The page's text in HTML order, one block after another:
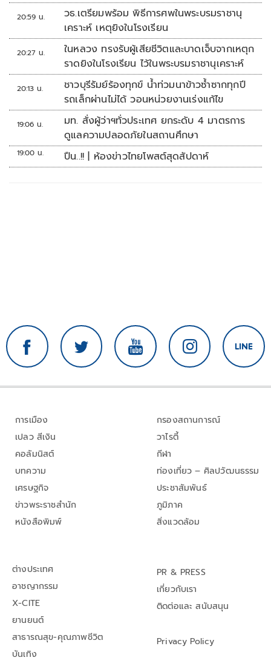
20:59 น.
วธ.เตรียมพร้อม พิธีการศพในพระบรมราชานุ
เคราะห์ เหตุยิงในโรงเรียน
20:27 น.
ในหลวง ทรงรับผู้เสียชีวิตและบาดเจ็บจากเหตุก
ราดยิงในโรงเรียน ไว้ในพระบรมราชานุเคราะห์
20:13 น.
ชาวบุรีรัมย์ร้องทุกข์ น้ำท่วมนาข้าวซ้ำซากทุกปี
รถเล็กผ่านไม่ได้ วอนหน่วยงานเร่งแก้ไข
19:06 น.
มท. สั่งผู้ว่าฯทั่วประเทศ ยกระดับ 4 มาตรการ
ดูแลความปลอดภัยในสถานศึกษา
19:00 น. ปืน..!! | ห้องข่าวไทยโพสต์สุดสัปดาห์
การเมือง
เปลว สีเงิน
คอลัมนิสต์
บทความ
เศรษฐกิจ
ข่าวพระราชสำนัก
หนังสือพิมพ์
กรองสถานการณ์
วาไรตี้
กีฬา
ท่องเที่ยว – ศิลปวัฒนธรรม
ประชาสัมพันธ์
ภูมิภาค
สิ่งแวดล้อม
ต่างประเทศ
อาชญากรรม
X-CITE
ยานยนต์
สาธารณสุข-คุณภาพชีวิต
บันเทิง
PR & PRESS
เกี่ยวกับเรา
ติดต่อและ สนับสนุน
Privacy Policy